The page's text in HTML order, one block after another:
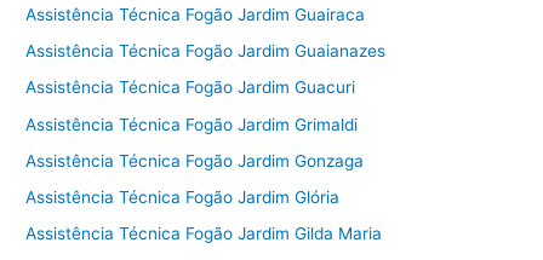
Assistência Técnica Fogão Jardim Guairaca
Assistência Técnica Fogão Jardim Guaianazes
Assistência Técnica Fogão Jardim Guacuri
Assistência Técnica Fogão Jardim Grimaldi
Assistência Técnica Fogão Jardim Gonzaga
Assistência Técnica Fogão Jardim Glória
Assistência Técnica Fogão Jardim Gilda Maria